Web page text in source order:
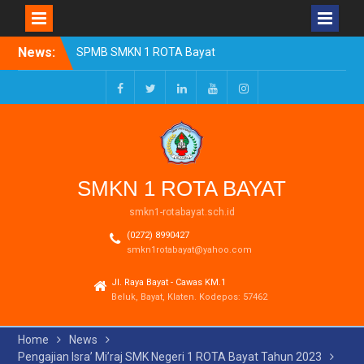
News:
SPMB SMKN 1 ROTA Bayat
Tahun Ajaran 2026/2027
Resmi Dibuka
Pengumuman Kelulusan
Tahun Ajaran 2025-2026
Realisasi Dana BOSP
Reguler Tahap 1 Tahun
FacebookTwitterLinkedInYoutubeInstagram
SMKN 1 ROTA BAYAT
smkn1-rotabayat.sch.id
(0272) 8990427
smkn1rotabayat@yahoo.com
Jl. Raya Bayat - Cawas KM.1
Beluk, Bayat, Klaten. Kodepos: 57462
Home
News
Pengajian Isra’ Mi’raj SMK Negeri 1 ROTA Bayat Tahun 2023